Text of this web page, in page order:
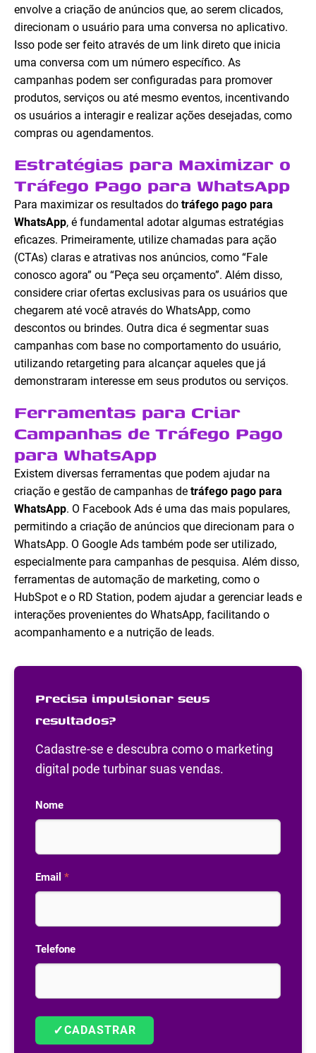
envolve a criação de anúncios que, ao serem clicados,
direcionam o usuário para uma conversa no aplicativo.
Isso pode ser feito através de um link direto que inicia
uma conversa com um número específico. As
campanhas podem ser configuradas para promover
produtos, serviços ou até mesmo eventos, incentivando
os usuários a interagir e realizar ações desejadas, como
compras ou agendamentos.
Estratégias para Maximizar o
Tráfego Pago para WhatsApp
Para maximizar os resultados do tráfego pago para
WhatsApp, é fundamental adotar algumas estratégias
eficazes. Primeiramente, utilize chamadas para ação
(CTAs) claras e atrativas nos anúncios, como “Fale
conosco agora” ou “Peça seu orçamento”. Além disso,
considere criar ofertas exclusivas para os usuários que
chegarem até você através do WhatsApp, como
descontos ou brindes. Outra dica é segmentar suas
campanhas com base no comportamento do usuário,
utilizando retargeting para alcançar aqueles que já
demonstraram interesse em seus produtos ou serviços.
Ferramentas para Criar
Campanhas de Tráfego Pago
para WhatsApp
Existem diversas ferramentas que podem ajudar na
criação e gestão de campanhas de tráfego pago para
WhatsApp. O Facebook Ads é uma das mais populares,
permitindo a criação de anúncios que direcionam para o
WhatsApp. O Google Ads também pode ser utilizado,
especialmente para campanhas de pesquisa. Além disso,
ferramentas de automação de marketing, como o
HubSpot e o RD Station, podem ajudar a gerenciar leads e
interações provenientes do WhatsApp, facilitando o
acompanhamento e a nutrição de leads.
Precisa impulsionar seus
resultados?
Cadastre-se e descubra como o marketing
digital pode turbinar suas vendas.
Nome
Email *
Telefone
✓CADASTRAR